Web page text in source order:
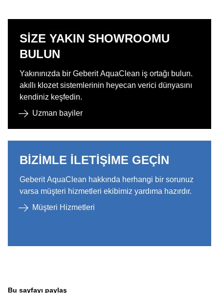
SIZE YAKIN SHOWROOMU
BULUN
Yakınınızda bir Geberit AquaClean iş ortağı bulun.
akıllı klozet sistemlerinin heyecan verici dünyasını
kendiniz keşfedin.
Uzman bayiler
BIZIMLE ILETIŞIME GEÇIN
Geberit AquaClean hakkında herhangi bir sorunuz
varsa müşteri hizmetleri ekibimiz yardıma hazırdır.​
Müşteri Hizmetleri
Bu sayfayı paylaş